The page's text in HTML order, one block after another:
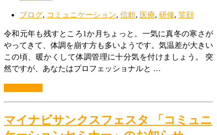
ブログ, コミュニケーション, 信頼, 医療, 研修, 笑顔
令和元年も残すところ1か月ちょっと。一気に真冬の寒さが
やってきて、体調を崩す方も多いようです。気温差が大きい
この頃、暖かくして体調管理に十分気を付けましょう。 突
然ですが、あなたはプロフェッショナルと …
マイナビサンクスフェスタ 「コミュニ